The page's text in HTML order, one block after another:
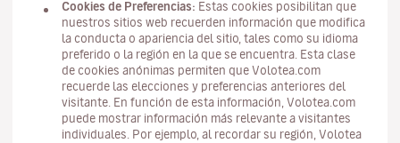
Cookies de Preferencias: Estas cookies posibilitan que
nuestros sitios web recuerden información que modifica
la conducta o apariencia del sitio, tales como su idioma
preferido o la región en la que se encuentra. Esta clase
de cookies anónimas permiten que Volotea.com
recuerde las elecciones y preferencias anteriores del
visitante. En función de esta información, Volotea.com
puede mostrar información más relevante a visitantes
individuales. Por ejemplo, al recordar su región, Volotea